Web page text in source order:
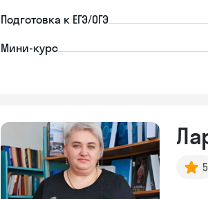
Подготовка к ЕГЭ/ОГЭ
Мини-курс
5